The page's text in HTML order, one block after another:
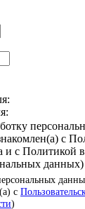
с
и с Политикой
данных)
с
)